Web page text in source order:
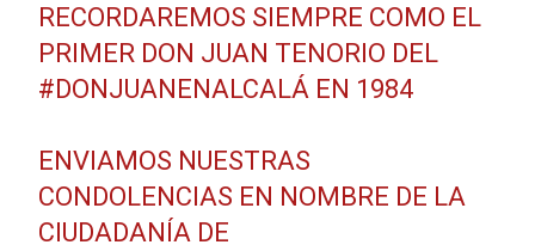
RECORDAREMOS SIEMPRE COMO EL
PRIMER DON JUAN TENORIO DEL
#DONJUANENALCALÁ EN 1984
ENVIAMOS NUESTRAS
CONDOLENCIAS EN NOMBRE DE LA
CIUDADANÍA DE